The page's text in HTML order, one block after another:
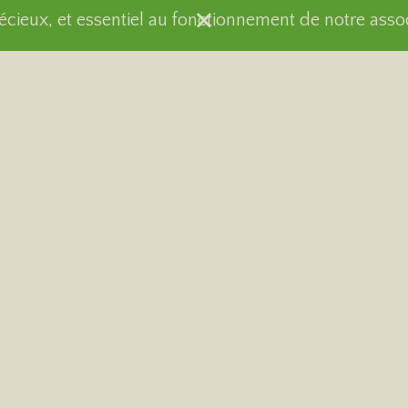
et essentiel au fonctionnement de notre